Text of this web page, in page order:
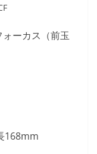
ーカス（前玉
168mm